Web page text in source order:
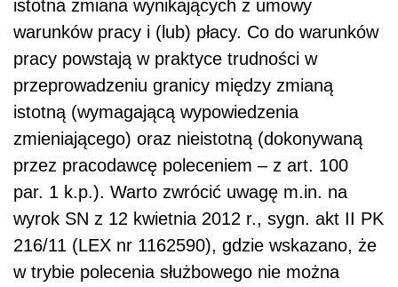
istotna zmiana wynikających z umowy
warunków pracy i (lub) płacy. Co do warunków
pracy powstają w praktyce trudności w
przeprowadzeniu granicy między zmianą
istotną (wymagającą wypowiedzenia
zmieniającego) oraz nieistotną (dokonywaną
przez pracodawcę poleceniem – z art. 100
par. 1 k.p.). Warto zwrócić uwagę m.in. na
wyrok SN z 12 kwietnia 2012 r., sygn. akt II PK
216/11 (LEX nr 1162590), gdzie wskazano, że
w trybie polecenia służbowego nie można